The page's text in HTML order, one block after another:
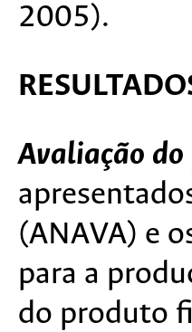
2005).
Avaliação
(ANAVA) e
para a
do produto